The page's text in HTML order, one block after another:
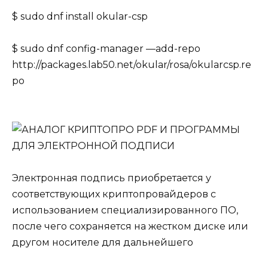
$ sudo dnf install okular-csp
$ sudo dnf config-manager —add-repo
http://packages.lab50.net/okular/rosa/okularcsp.re
po
Электронная подпись приобретается у
соответствующих криптопровайдеров с
использованием специализированного ПО,
после чего сохраняется на жестком диске или
другом носителе для дальнейшего